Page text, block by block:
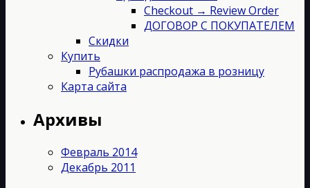
Checkout → Review Order
ДОГОВОР С ПОКУПАТЕЛЕМ
Скидки
Купить
Рубашки распродажа в розницу
Карта сайта
Архивы
Февраль 2014
Декабрь 2011